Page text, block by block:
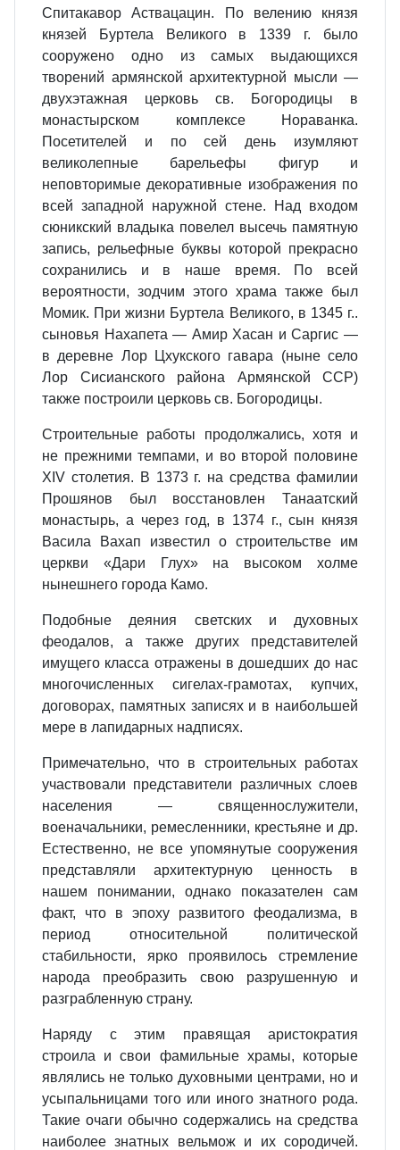
Спитакавор Аствацацин. По велению князя
князей Буртела Великого в 1339 г. было
сооружено одно из самых выдающихся
творений армянской архитектурной мысли —
двухэтажная церковь св. Богородицы в
монастырском комплексе Нораванка.
Посетителей и по сей день изумляют
великолепные барельефы фигур и
неповторимые декоративные изображения по
всей западной наружной стене. Над входом
сюникский владыка повелел высечь памятную
запись, рельефные буквы которой прекрасно
сохранились и в наше время. По всей
вероятности, зодчим этого храма также был
Момик. При жизни Буртела Великого, в 1345 г..
сыновья Нахапета — Амир Хасан и Саргис —
в деревне Лор Цхукского гавара (ныне село
Лор Сисианского района Армянской ССР)
также построили церковь св. Богородицы.
Строительные работы продолжались, хотя и
не прежними темпами, и во второй половине
XIV столетия. В 1373 г. на средства фамилии
Прошянов был восстановлен Танаатский
монастырь, а через год, в 1374 г., сын князя
Васила Вахап известил о строительстве им
церкви «Дари Глух» на высоком холме
нынешнего города Камо.
Подобные деяния светских и духовных
феодалов, а также других представителей
имущего класса отражены в дошедших до нас
многочисленных сигелах-грамотах, купчих,
договорах, памятных записях и в наибольшей
мере в лапидарных надписях.
Примечательно, что в строительных работах
участвовали представители различных слоев
населения — священнослужители,
военачальники, ремесленники, крестьяне и др.
Естественно, не все упомянутые сооружения
представляли архитектурную ценность в
нашем понимании, однако показателен сам
факт, что в эпоху развитого феодализма, в
период относительной политической
стабильности, ярко проявилось стремление
народа преобразить свою разрушенную и
разграбленную страну.
Наряду с этим правящая аристократия
строила и свои фамильные храмы, которые
являлись не только духовными центрами, но и
усыпальницами того или иного знатного рода.
Такие очаги обычно содержались на средства
наиболее знатных вельмож и их сородичей.